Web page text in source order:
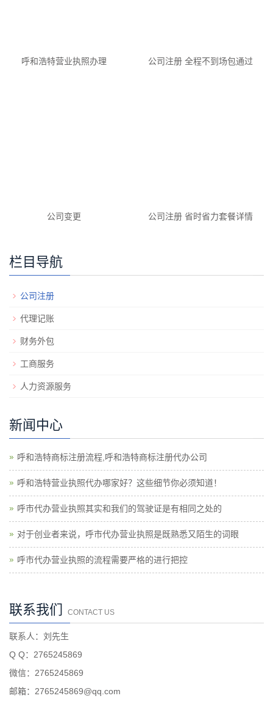
呼和浩特营业执照办理 公司注册 全程不到场包通过
公司变更 公司注册 省时省力套餐详情
栏目导航
公司注册
代理记账
财务外包
工商服务
人力资源服务
新闻中心
呼和浩特商标注册流程,呼和浩特商标注册代办公司
呼和浩特营业执照代办哪家好？这些细节你必须知道！
呼市代办营业执照其实和我们的驾驶证是有相同之处的
对于创业者来说，呼市代办营业执照是既熟悉又陌生的词眼
呼市代办营业执照的流程需要严格的进行把控
联系我们 CONTACT US
联系人：刘先生
Q Q：2765245869
微信：2765245869
邮箱：2765245869@qq.com